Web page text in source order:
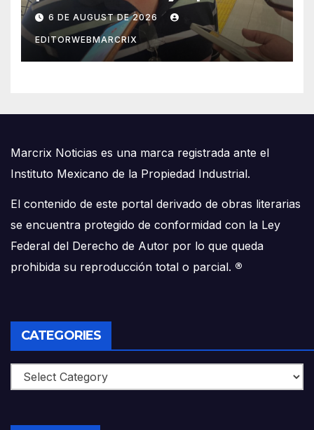
candidatura en Cancún
6 DE AUGUST DE 2026
EDITORWEBMARCRIX
Marcrix Noticias es una marca registrada ante el
Instituto Mexicano de la Propiedad Industrial.
El contenido de este portal derivado de obras literarias
se encuentra protegido de conformidad con la Ley
Federal del Derecho de Autor por lo que queda
prohibida su reproducción total o parcial. ®
CATEGORIES
Categories